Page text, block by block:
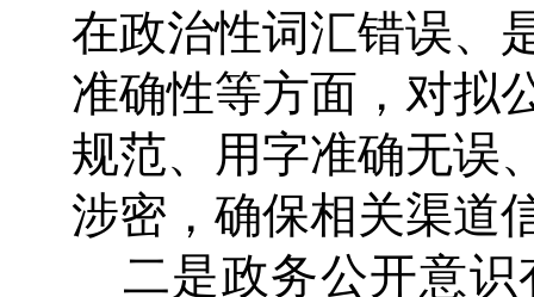
在政治性词汇错误、
准确性等方面，对拟
规范、用字准确无误
涉密，确保相关渠道
二是政务公开意